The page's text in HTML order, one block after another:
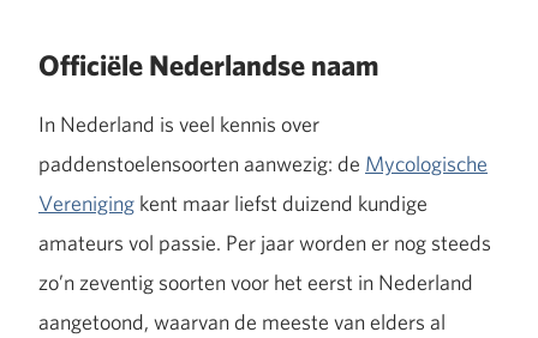
Officiële Nederlandse naam
In Nederland is veel kennis over
paddenstoelensoorten aanwezig: de Mycologische
Vereniging kent maar liefst duizend kundige
amateurs vol passie. Per jaar worden er nog steeds
zo’n zeventig soorten voor het eerst in Nederland
aangetoond, waarvan de meeste van elders al